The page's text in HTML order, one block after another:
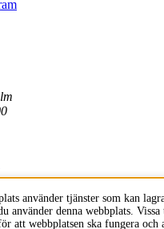
använder tjänster som kan
använder denna webbplats. Vissa
att webbplatsen ska fungera och